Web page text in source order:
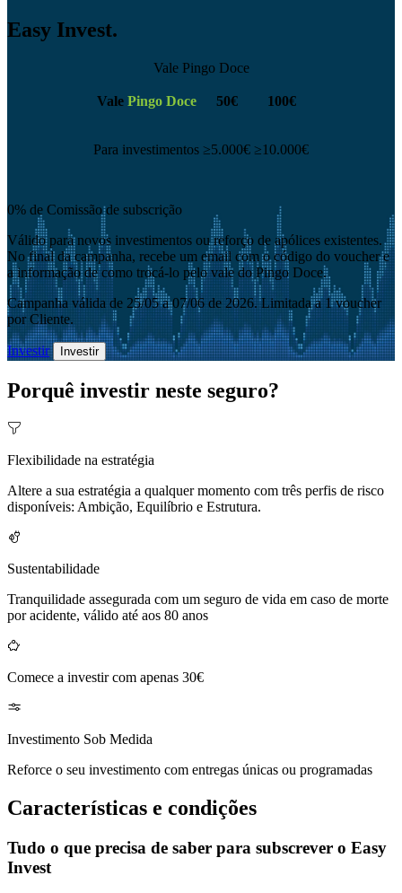
Easy Invest.
Vale Pingo Doce
Vale Pingo Doce 50€ 100€
Para investimentos ≥5.000€ ≥10.000€
0% de Comissão de subscrição
Válido para novos investimentos ou reforço de apólices existentes.
No final da campanha, recebe um email com ocódigo do vouchere
a informação de como trocá-lo pelovale do Pingo Doce.
Campanha válida de 25/05 a 07/06 de 2026. Limitada a 1 voucher
por Cliente.
Investir Investir
Porquê investir neste seguro?
Flexibilidade na estratégia
Altere a sua estratégia a qualquer momento com três perfis de risco
disponíveis: Ambição, Equilíbrio e Estrutura.
Sustentabilidade
Tranquilidade assegurada com um seguro de vida em caso de morte
por acidente, válido até aos 80 anos
Comece a investir com apenas 30€
Investimento Sob Medida
Reforce o seu investimento com entregas únicas ou programadas
Características e condições
Tudo o que precisa de saber para subscrever o Easy
Invest